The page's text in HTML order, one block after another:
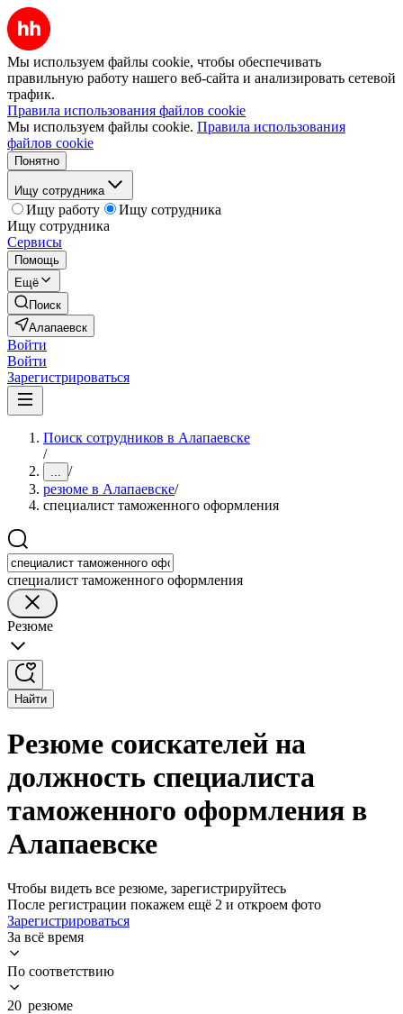
Мы используем файлы cookie, чтобы обеспечивать
правильную работу нашего веб-сайта и анализировать сетевой
трафик.
Правила использования файлов cookie
Мы используем файлы cookie. Правила использования
файлов cookie
Понятно
Ищу сотрудника
Ищу работу
Ищу сотрудника
Ищу сотрудника
Сервисы
Помощь
Ещё
Поиск
Алапаевск
Войти
Войти
Зарегистрироваться
Поиск сотрудников в Алапаевске
/
... /
резюме в Алапаевске/
специалист таможенного оформления
специалист таможенного оформления
Резюме
Найти
Резюме соискателей на
должность специалиста
таможенного оформления в
Алапаевске
Чтобы видеть все резюме, зарегистрируйтесь
После регистрации покажем ещё 2 и откроем фото
Зарегистрироваться
За всё время
По соответствию
20 резюме